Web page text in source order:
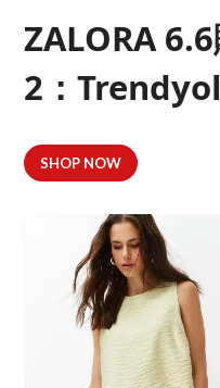
ZALORA
2：
SHOP NOW